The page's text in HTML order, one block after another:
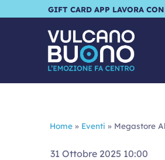
GIFT CARD APP LAVORA
Home » Eventi » Megastore
31 Ottobre 2025 10:00